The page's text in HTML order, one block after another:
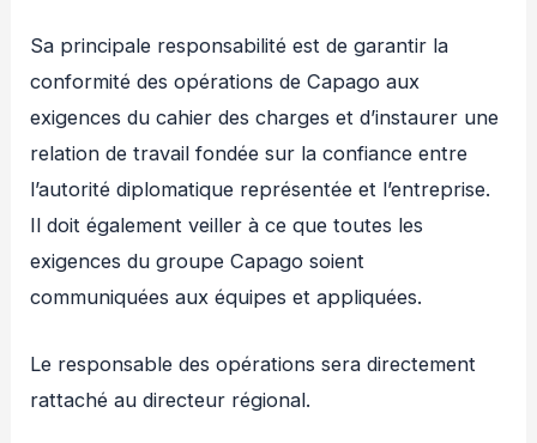
Sa principale responsabilité est de garantir la
conformité des opérations de Capago aux
exigences du cahier des charges et d’instaurer une
relation de travail fondée sur la confiance entre
l’autorité diplomatique représentée et l’entreprise.
Il doit également veiller à ce que toutes les
exigences du groupe Capago soient
communiquées aux équipes et appliquées.
Le responsable des opérations sera directement
rattaché au directeur régional.